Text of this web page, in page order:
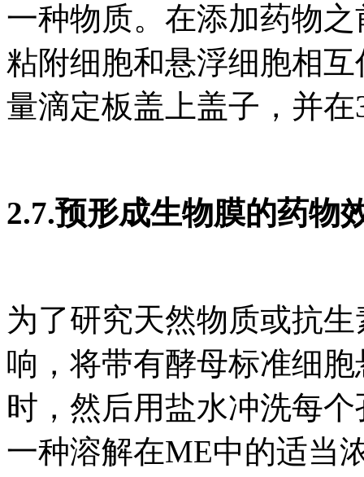
一种物质。在添加药物
粘附细胞和悬浮细胞相
量滴定板盖上盖子，并在
2.7.预形成生物膜的药物
为了研究天然物质或抗
响，将带有酵母标准细
时，然后用盐水冲洗每
一种溶解在ME中的适当